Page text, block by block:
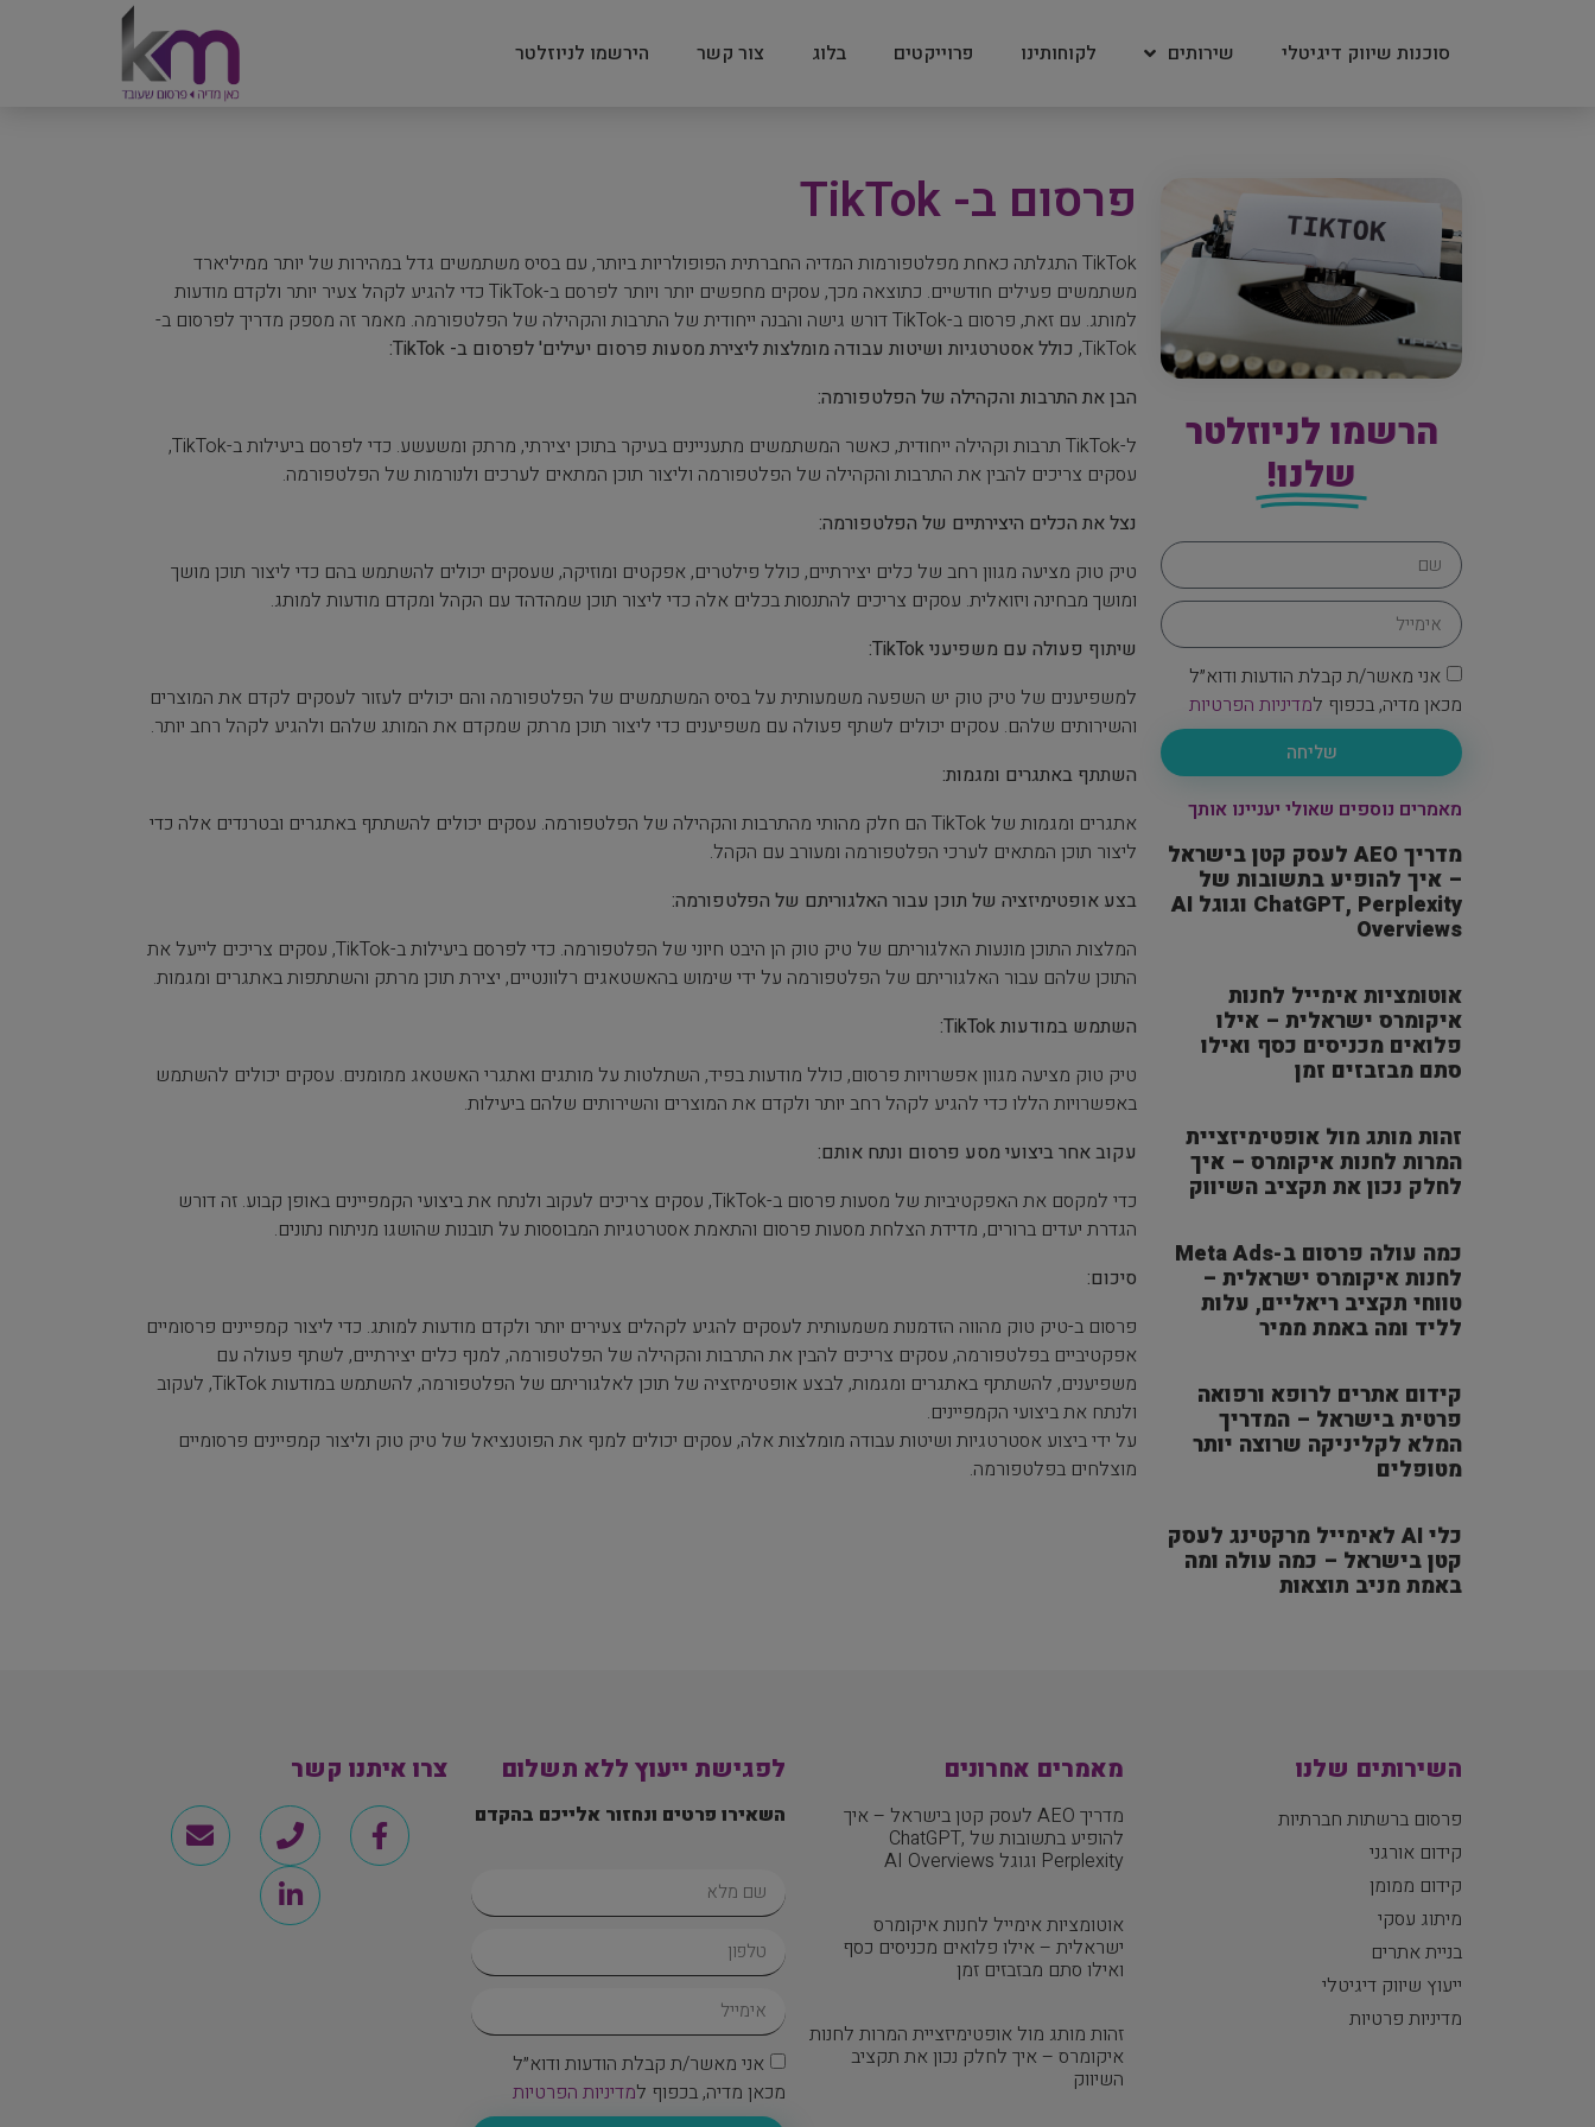
סוכנות שיווק דיגיטלי שירותים לקוחותינו פרוייקטים בלוג צור קשר הירשמו לניוזלטר
הרשמו לניוזלטר
שלנו!
אני מאשר/ת קבלת הודעות ודוא״ל
מכאן מדיה, בכפוף למדיניות הפרטיות
שליחה
מאמרים נוספים שאולי יעניינו אותך
מדריך AEO לעסק קטן בישראל
– איך להופיע בתשובות של
ChatGPT, Perplexity וגוגל AI
Overviews
אוטומציות אימייל לחנות
איקומרס ישראלית – אילו
פלואים מכניסים כסף ואילו
סתם מבזבזים זמן
זהות מותג מול אופטימיזציית
המרות לחנות איקומרס – איך
לחלק נכון את תקציב השיווק
כמה עולה פרסום ב-Meta Ads
לחנות איקומרס ישראלית –
טווחי תקציב ריאליים, עלות
לליד ומה באמת ממיר
קידום אתרים לרופא ורפואה
פרטית בישראל – המדריך
המלא לקליניקה שרוצה יותר
מטופלים
כלי AI לאימייל מרקטינג לעסק
קטן בישראל – כמה עולה ומה
באמת מניב תוצאות
פרסום ב- TikTok
TikTok התגלתה כאחת מפלטפורמות המדיה החברתית הפופולריות ביותר, עם בסיס משתמשים גדל במהירות של יותר ממיליארד
משתמשים פעילים חודשיים. כתוצאה מכך, עסקים מחפשים יותר ויותר לפרסם ב-TikTok כדי להגיע לקהל צעיר יותר ולקדם מודעות
למותג. עם זאת, פרסום ב-TikTok דורש גישה והבנה ייחודית של התרבות והקהילה של הפלטפורמה. מאמר זה מספק מדריך לפרסום ב-
TikTok, כולל אסטרטגיות ושיטות עבודה מומלצות ליצירת מסעות פרסום יעילים' לפרסום ב- TikTok:
הבן את התרבות והקהילה של הפלטפורמה:
ל-TikTok תרבות וקהילה ייחודית, כאשר המשתמשים מתעניינים בעיקר בתוכן יצירתי, מרתק ומשעשע. כדי לפרסם ביעילות ב-TikTok,
עסקים צריכים להבין את התרבות והקהילה של הפלטפורמה וליצור תוכן המתאים לערכים ולנורמות של הפלטפורמה.
נצל את הכלים היצירתיים של הפלטפורמה:
טיק טוק מציעה מגוון רחב של כלים יצירתיים, כולל פילטרים, אפקטים ומוזיקה, שעסקים יכולים להשתמש בהם כדי ליצור תוכן מושך
ומושך מבחינה ויזואלית. עסקים צריכים להתנסות בכלים אלה כדי ליצור תוכן שמהדהד עם הקהל ומקדם מודעות למותג.
שיתוף פעולה עם משפיעני TikTok:
למשפיענים של טיק טוק יש השפעה משמעותית על בסיס המשתמשים של הפלטפורמה והם יכולים לעזור לעסקים לקדם את המוצרים
והשירותים שלהם. עסקים יכולים לשתף פעולה עם משפיענים כדי ליצור תוכן מרתק שמקדם את המותג שלהם ולהגיע לקהל רחב יותר.
השתתף באתגרים ומגמות:
אתגרים ומגמות של TikTok הם חלק מהותי מהתרבות והקהילה של הפלטפורמה. עסקים יכולים להשתתף באתגרים ובטרנדים אלה כדי
ליצור תוכן המתאים לערכי הפלטפורמה ומעורב עם הקהל.
בצע אופטימיזציה של תוכן עבור האלגוריתם של הפלטפורמה:
המלצות התוכן מונעות האלגוריתם של טיק טוק הן היבט חיוני של הפלטפורמה. כדי לפרסם ביעילות ב-TikTok, עסקים צריכים לייעל את
התוכן שלהם עבור האלגוריתם של הפלטפורמה על ידי שימוש בהאשטאגים רלוונטיים, יצירת תוכן מרתק והשתתפות באתגרים ומגמות.
השתמש במודעות TikTok:
טיק טוק מציעה מגוון אפשרויות פרסום, כולל מודעות בפיד, השתלטות על מותגים ואתגרי האשטאג ממומנים. עסקים יכולים להשתמש
באפשרויות הללו כדי להגיע לקהל רחב יותר ולקדם את המוצרים והשירותים שלהם ביעילות.
עקוב אחר ביצועי מסע פרסום ונתח אותם:
כדי למקסם את האפקטיביות של מסעות פרסום ב-TikTok, עסקים צריכים לעקוב ולנתח את ביצועי הקמפיינים באופן קבוע. זה דורש
הגדרת יעדים ברורים, מדידת הצלחת מסעות פרסום והתאמת אסטרטגיות המבוססות על תובנות שהושגו מניתוח נתונים.
סיכום:
פרסום ב-טיק טוק מהווה הזדמנות משמעותית לעסקים להגיע לקהלים צעירים יותר ולקדם מודעות למותג. כדי ליצור קמפיינים פרסומיים
אפקטיביים בפלטפורמה, עסקים צריכים להבין את התרבות והקהילה של הפלטפורמה, למנף כלים יצירתיים, לשתף פעולה עם
משפיענים, להשתתף באתגרים ומגמות, לבצע אופטימיזציה של תוכן לאלגוריתם של הפלטפורמה, להשתמש במודעות TikTok, לעקוב
ולנתח את ביצועי הקמפיינים.
על ידי ביצוע אסטרטגיות ושיטות עבודה מומלצות אלה, עסקים יכולים למנף את הפוטנציאל של טיק טוק וליצור קמפיינים פרסומיים
מוצלחים בפלטפורמה.
השירותים שלנו
פרסום ברשתות חברתיות
קידום אורגני
קידום ממומן
מיתוג עסקי
בניית אתרים
ייעוץ שיווק דיגיטלי
מדיניות פרטיות
מאמרים אחרונים
מדריך AEO לעסק קטן בישראל – איך
להופיע בתשובות של ChatGPT,
Perplexity וגוגל AI Overviews
אוטומציות אימייל לחנות איקומרס
ישראלית – אילו פלואים מכניסים כסף
ואילו סתם מבזבזים זמן
זהות מותג מול אופטימיזציית המרות לחנות
איקומרס – איך לחלק נכון את תקציב
השיווק
לפגישת ייעוץ ללא תשלום
השאירו פרטים ונחזור אלייכם בהקדם
אני מאשר/ת קבלת הודעות ודוא״ל
מכאן מדיה, בכפוף למדיניות הפרטיות
צרו איתנו קשר